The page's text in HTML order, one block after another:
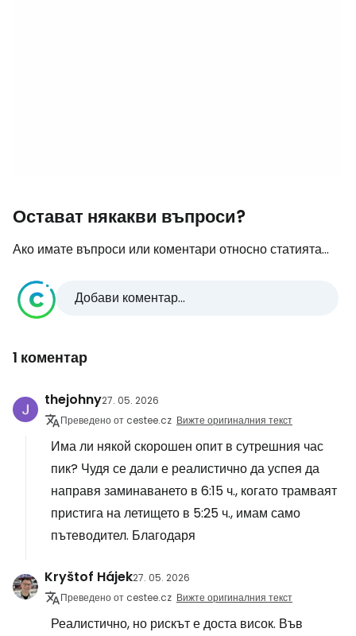
Остават някакви въпроси?
Ако имате въпроси или коментари относно статията...
Добави коментар...
1 коментар
thejohny27. 05. 2026
Преведено от cestee.cz Вижте оригиналния текст
Има ли някой скорошен опит в сутрешния час
пик? Чудя се дали е реалистично да успея да
направя заминаването в 6:15 ч., когато трамваят
пристига на летището в 5:25 ч., имам само
пътеводител. Благодаря
Kryštof Hájek27. 05. 2026
Преведено от cestee.cz Вижте оригиналния текст
Реалистично, но рискът е доста висок. Във